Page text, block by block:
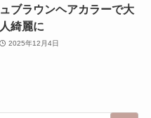
ュブラウンヘアカラーで大
人綺麗に
2025年12月4日